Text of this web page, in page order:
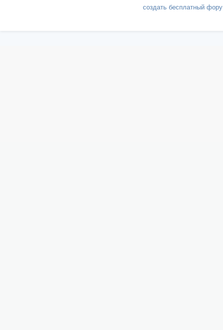
создать бесплатный